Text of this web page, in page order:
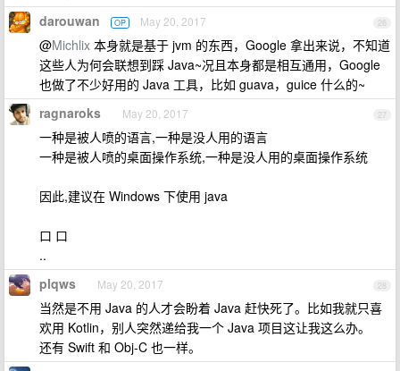
26
darouwan OP May 20, 2017
@Michlix 本身就是基于 jvm 的东西，Google 拿出来说，不知道
这些人为何会联想到踩 Java~况且本身都是相互通用，Google
也做了不少好用的 Java 工具，比如 guava，guice 什么的~
27
ragnaroks May 20, 2017
一种是被人喷的语言,一种是没人用的语言
一种是被人喷的桌面操作系统,一种是没人用的桌面操作系统
因此,建议在 Windows 下使用 java
口 口
..
28
plqws May 20, 2017
当然是不用 Java 的人才会盼着 Java 赶快死了。比如我就只喜
欢用 Kotlin，别人突然递给我一个 Java 项目这让我这么办。
还有 Swift 和 Obj-C 也一样。